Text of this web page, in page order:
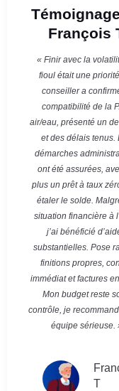
François
« Finir avec la
fioul était une
conseiller a
compatibilité de la
air/eau, présenté un
et des délais tenus.
démarches
ont été assurées,
plus un prêt à taux
étaler le solde.
situation financière à
j’ai bénéficié
substantielles. Pose
finitions propres,
immédiat et factures
Mon budget reste
contrôle, je
équipe sérieuse.
T